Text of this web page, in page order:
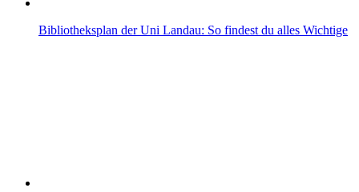
Bibliotheksplan der Uni Landau: So findest du alles Wichtige